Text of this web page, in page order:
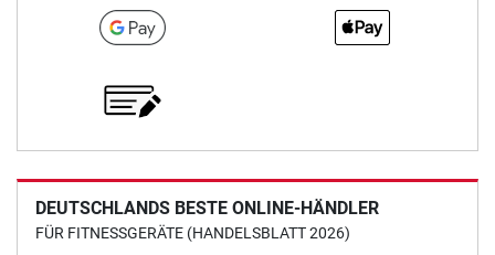
DEUTSCHLANDS BESTE ONLINE-HÄNDLER
FÜR FITNESSGERÄTE (HANDELSBLATT 2026)